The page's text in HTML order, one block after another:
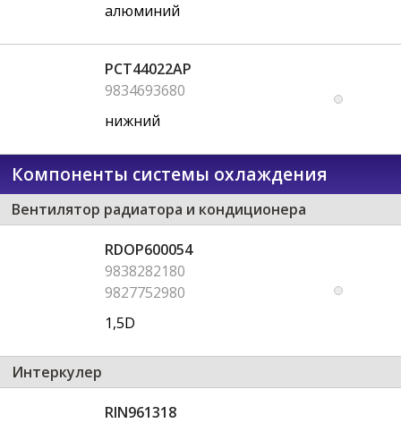
алюминий
PCT44022AP
9834693680
нижний
Компоненты системы охлаждения
Вентилятор радиатора и кондиционера
RDOP600054
9838282180
9827752980
1,5D
Интеркулер
RIN961318